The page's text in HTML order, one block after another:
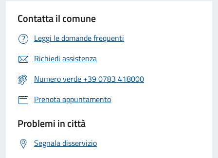
Contatta il comune
Leggi le domande frequenti
Richiedi assistenza
Numero verde +39 0783 418000
Prenota appuntamento
Problemi in città
Segnala disservizio